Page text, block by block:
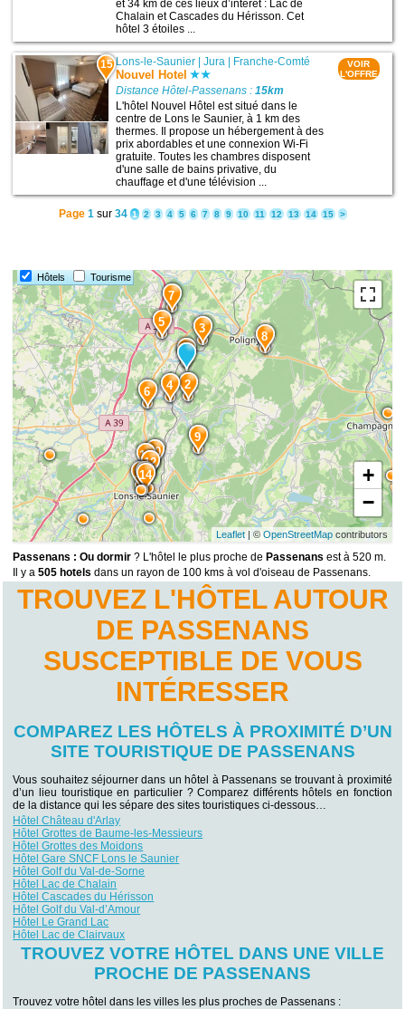
et 34 km de ces lieux d’intérêt : Lac de
Chalain et Cascades du Hérisson. Cet
hôtel 3 étoiles ...
15 Lons-le-Saunier |Jura Franche-Comté
Nouvel Hotel
Distance Hôtel-Passenans :15km
L'hôtel Nouvel Hôtel est situé dans le
centre de Lons le Saunier, à 1 km des
thermes. Il propose un hébergement à des
prix abordables et une connexion Wi-Fi
gratuite. Toutes les chambres disposent
d'une salle de bains privative, du
chauffage et d'une télévision ...
VOIR
L'OFFRE
Page 1sur 34 1 2 3 4 5 6 7 8 9 10 11 12 13 14 15 >
Hôtels Tourisme
1514
13
12
1110
9
8
7
6
5
4
3
2
1
+
−
Leaflet| © OpenStreetMapcontributors
Passenans : Ou dormir ? L'hôtel le plus proche de Passenans est à 520 m.
Il y a505 hotels dans un rayon de 100 kms à vol d'oiseau de Passenans.
TROUVEZ L'HÔTEL AUTOUR
DE PASSENANS
SUSCEPTIBLE DE VOUS
INTÉRESSER
COMPAREZ LES HÔTELS À PROXIMITÉ D’UN
SITE TOURISTIQUE DE PASSENANS
Vous souhaitez séjourner dans un hôtel à Passenans se trouvant à proximité
d’un lieu touristique en particulier ? Comparez différents hôtels en fonction
de la distance qui les sépare des sites touristiques ci-dessous…
Hôtel Château d'Arlay
Hôtel Grottes de Baume-les-Messieurs
Hôtel Grottes des Moidons
Hôtel Gare SNCF Lons le Saunier
Hôtel Golf du Val-de-Sorne
Hôtel Lac de Chalain
Hôtel Cascades du Hérisson
Hôtel Golf du Val-d’Amour
Hôtel Le Grand Lac
Hôtel Lac de Clairvaux
TROUVEZ VOTRE HÔTEL DANS UNE VILLE
PROCHE DE PASSENANS
Trouvez votre hôtel dans les villes les plus proches de Passenans :